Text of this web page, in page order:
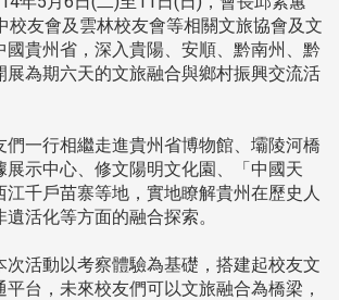
校友會及雲林校友會等相關文旅協會及文
國貴州省，深入貴陽、安順、黔南州、黔
展為期六天的文旅融合與鄉村振興交流活
一行相繼走進貴州省博物館、壩陵河橋
展示中心、修文陽明文化園、「中國天
江千戶苗寨等地，實地瞭解貴州在歷史人
活化等方面的融合探索。
活動以考察體驗為基礎，搭建起校友文
台，未來校友們可以文旅融合為橋梁，